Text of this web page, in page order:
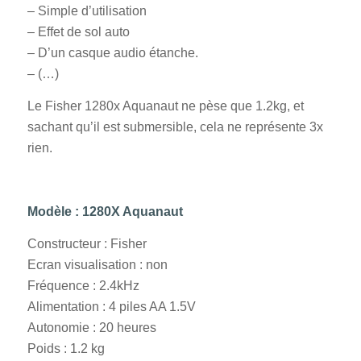
– Simple d’utilisation
– Effet de sol auto
– D’un casque audio étanche.
– (…)
Le Fisher 1280x Aquanaut ne pèse que 1.2kg, et
sachant qu’il est submersible, cela ne représente 3x
rien.
Modèle : 1280X Aquanaut
Constructeur : Fisher
Ecran visualisation : non
Fréquence : 2.4kHz
Alimentation : 4 piles AA 1.5V
Autonomie : 20 heures
Poids : 1.2 kg